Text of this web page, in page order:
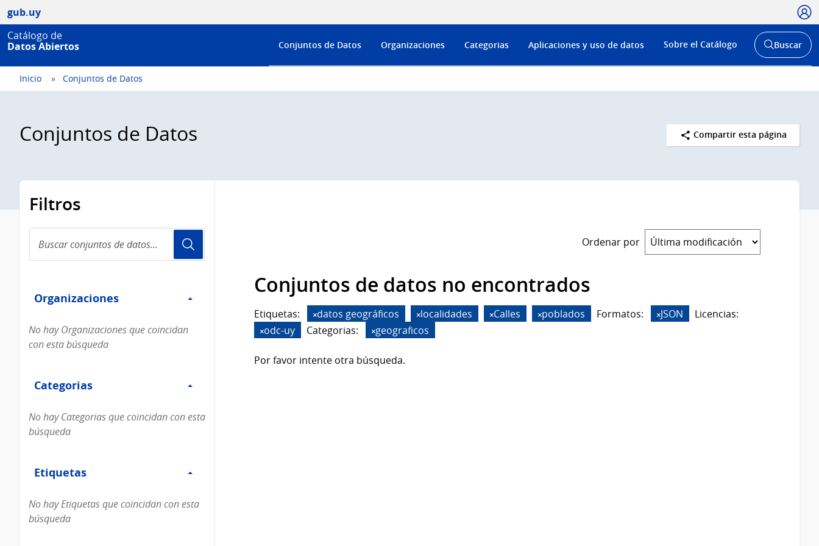
gub.uy
Catálogo de
Datos Abiertos
Menú
de
Conjuntos de Datos Organizaciones Categorias Aplicaciones y uso de datos Sobre el Catálogo
Abrir
buscador
Buscar
Inicio Conjuntos de Datos
Conjuntos de Datos Compartir esta página
Filtros
conjuntos
de
Organizaciones
Organizaciones
No hay Organizaciones que coincidan
con esta búsqueda
Categorias
Categorias
No hay Categorias que coincidan con esta
búsqueda
Etiquetas
Etiquetas
No hay Etiquetas que coincidan con esta
búsqueda
Ordenar por
Conjuntos de datos no encontrados
Etiquetas: datos geográficos localidades Calles poblados Formatos: JSON
Licencias:
odc-uy
Categorias: geograficos
Por favor intente otra búsqueda.